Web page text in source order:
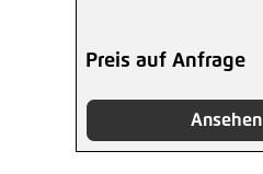
Preis auf Anfrage
Ansehen